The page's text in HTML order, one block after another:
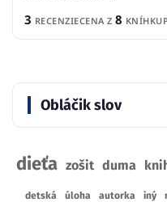
3 RECENZIECENA Z 8
Obláčik slov
dieťa zošit duma
detská úloha autorka iný